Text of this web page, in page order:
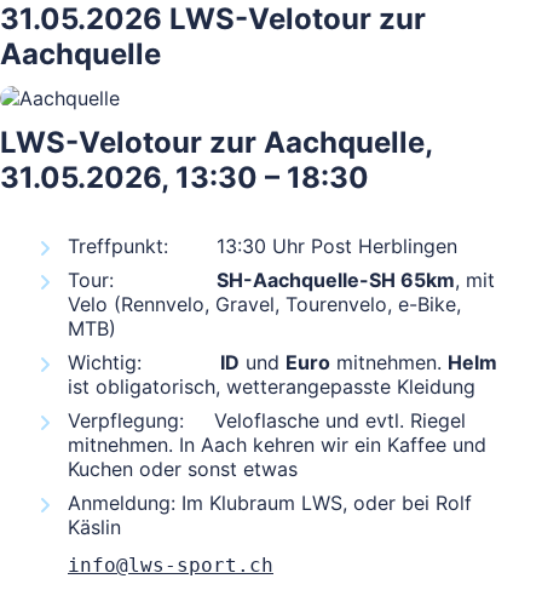
31.05.2026 LWS-Velotour zur
Aachquelle
LWS-Velotour zur Aachquelle,
31.05.2026, 13:30 – 18:30
Treffpunkt: 13:30 Uhr Post Herblingen
Tour: SH-Aachquelle-SH 65km, mit
Velo (Rennvelo, Gravel, Tourenvelo, e-Bike,
MTB)
Wichtig: ID und Euro mitnehmen. Helm
ist obligatorisch, wetterangepasste Kleidung
Verpflegung: Veloflasche und evtl. Riegel
mitnehmen. In Aach kehren wir ein Kaffee und
Kuchen oder sonst etwas
Anmeldung: Im Klubraum LWS, oder bei Rolf
Käslin
info@lws-sport.ch